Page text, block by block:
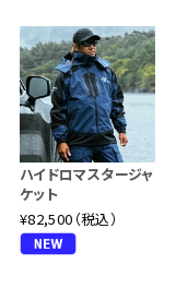
ハイドロマスタージャ
ケット
¥82,500（税込）